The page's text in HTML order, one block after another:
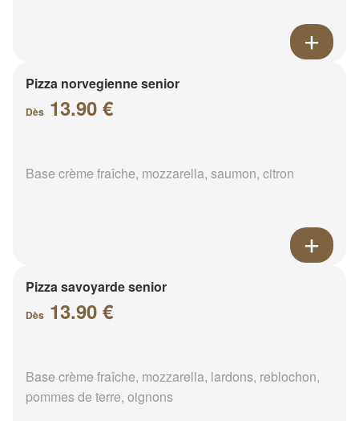
Pizza norvegienne senior
Dès 13.90 €
Base crème fraîche, mozzarella, saumon, citron
Pizza savoyarde senior
Dès 13.90 €
Base crème fraîche, mozzarella, lardons, reblochon,
pommes de terre, oignons